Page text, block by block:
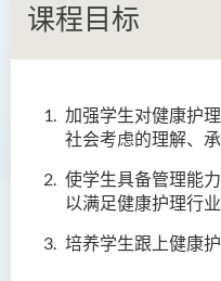
课程目标
加强学生对健康护
社会考虑的理解、承
使学生具备管理能
以满足健康护理行
培养学生跟上健康